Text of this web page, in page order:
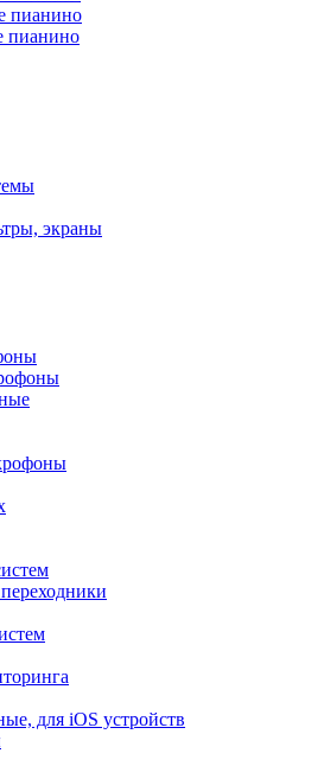
пианино
пианино
экраны
для iOS устройств